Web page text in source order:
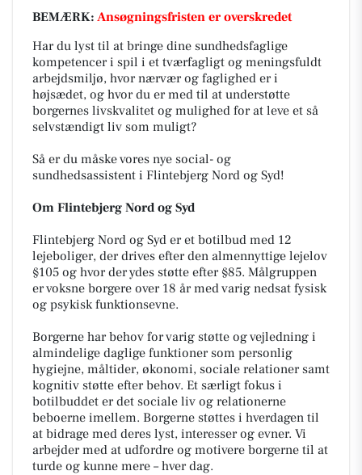
BEMÆRK: Ansøgningsfristen er overskredet
Har du lyst til at bringe dine sundhedsfaglige
kompetencer i spil i et tværfagligt og meningsfuldt
arbejdsmiljø, hvor nærvær og faglighed er i
højsædet, og hvor du er med til at understøtte
borgernes livskvalitet og mulighed for at leve et så
selvstændigt liv som muligt?
Så er du måske vores nye social- og
sundhedsassistent i Flintebjerg Nord og Syd!
Om Flintebjerg Nord og Syd
Flintebjerg Nord og Syd er et botilbud med 12
lejeboliger, der drives efter den almennyttige lejelov
§105 og hvor der ydes støtte efter §85. Målgruppen
er voksne borgere over 18 år med varig nedsat fysisk
og psykisk funktionsevne.
Borgerne har behov for varig støtte og vejledning i
almindelige daglige funktioner som personlig
hygiejne, måltider, økonomi, sociale relationer samt
kognitiv støtte efter behov. Et særligt fokus i
botilbuddet er det sociale liv og relationerne
beboerne imellem. Borgerne støttes i hverdagen til
at bidrage med deres lyst, interesser og evner. Vi
arbejder med at udfordre og motivere borgerne til at
turde og kunne mere – hver dag.